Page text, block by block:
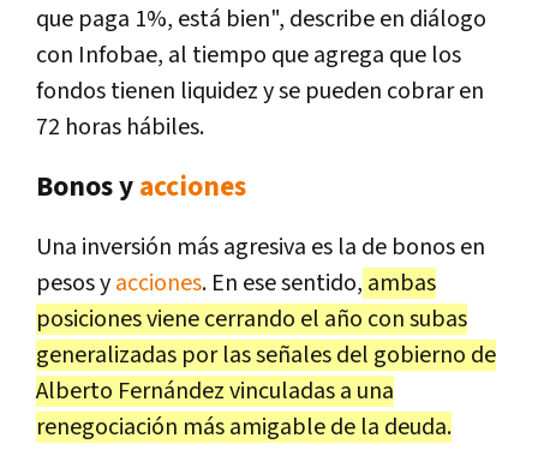
que paga 1%, está bien", describe en diálogo
con Infobae, al tiempo que agrega que los
fondos tienen liquidez y se pueden cobrar en
72 horas hábiles.
Bonos y acciones
Una inversión más agresiva es la de bonos en
pesos yacciones. En ese sentido, ambas
posiciones viene cerrando el año con subas
generalizadas por las señales del gobierno de
Alberto Fernández vinculadas a una
renegociación más amigable de la deuda.